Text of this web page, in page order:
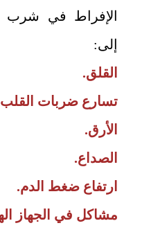
الإفراط في شرب
إلى:
القلق.
تسارع ضربات
الأرق.
الصداع.
ارتفاع ضغط الدم.
مشاكل في الجهاز